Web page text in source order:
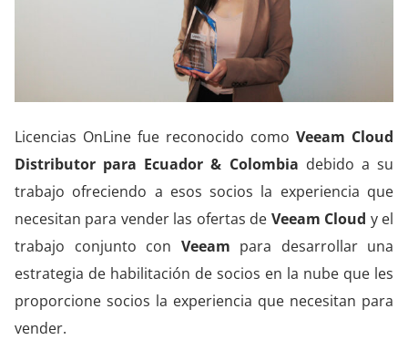
Licencias OnLine fue reconocido como Veeam Cloud
Distributor para Ecuador & Colombia debido a su
trabajo ofreciendo a esos socios la experiencia que
necesitan para vender las ofertas de Veeam Cloud y el
trabajo conjunto con Veeam para desarrollar una
estrategia de habilitación de socios en la nube que les
proporcione socios la experiencia que necesitan para
vender.